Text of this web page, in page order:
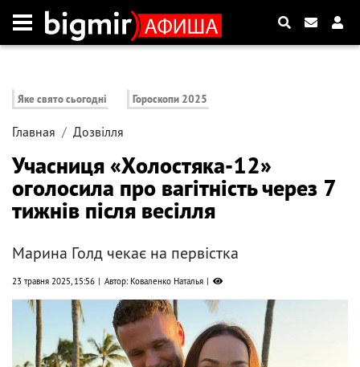
Яке свято сьогодні Гороскопи 2025
Главная Дозвілля
Учасниця «Холостяка-12»
оголосила про вагітність через 7
тижнів після весілля
Марина Голд чекає на первістка
23 травня 2025, 15:56 Автор: Коваленко Наталья